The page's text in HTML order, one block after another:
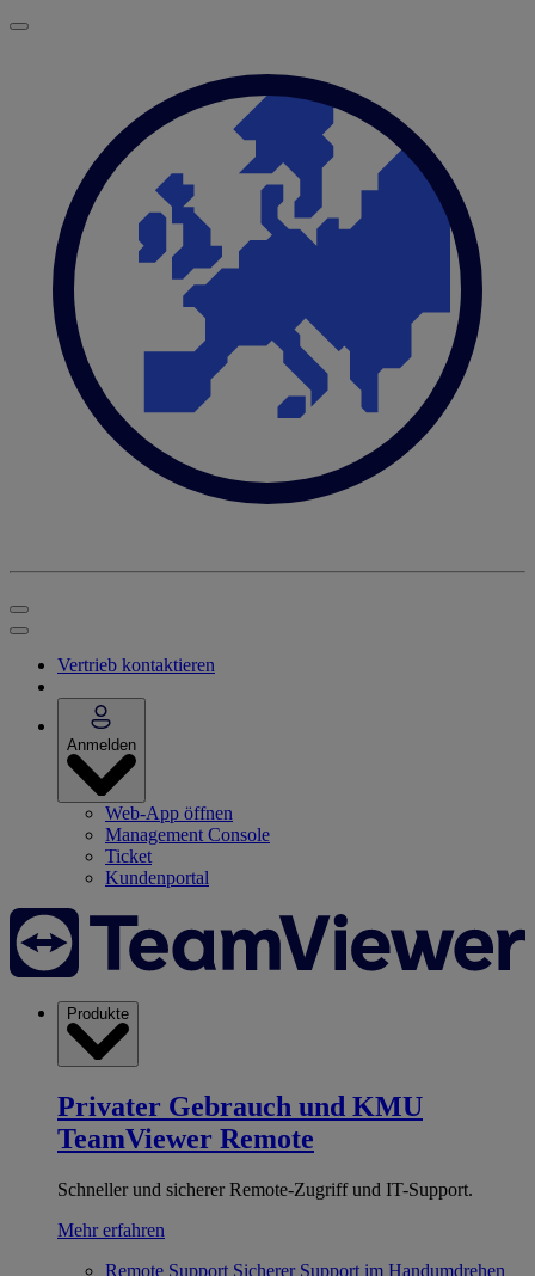
Vertrieb kontaktieren
Anmelden
Web-App öffnen
Management Console
Ticket
Kundenportal
Produkte
Privater Gebrauch und KMU
TeamViewer Remote
Schneller und sicherer Remote-Zugriff und IT-Support.
Mehr erfahren
Remote Support Sicherer Support im Handumdrehen